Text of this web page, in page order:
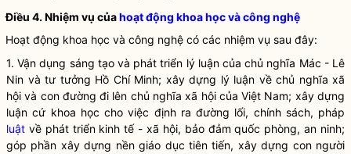
Điều 4. Nhiệm vụ củahoạt động khoa học và công nghệ
Hoạt động khoa học và công nghệ có các nhiệm vụ sau đây:
1. Vận dụng sáng tạo và phát triển lý luận của chủ nghĩa Mác - Lê
Nin và tư tưởng Hồ Chí Minh; xây dựng lý luận về chủ nghĩa xã
hội và con đường đi lên chủ nghĩa xã hội của Việt Nam; xây dựng
luận cứ khoa học cho việc định ra đường lối, chính sách, pháp
luật về phát triển kinh tế - xã hội, bảo đảm quốc phòng, an ninh;
góp phần xây dựng nền giáo dục tiên tiến, xây dựng con người